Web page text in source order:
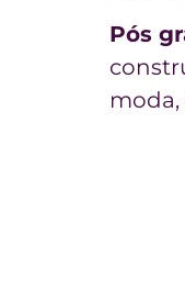
Pós
moda,